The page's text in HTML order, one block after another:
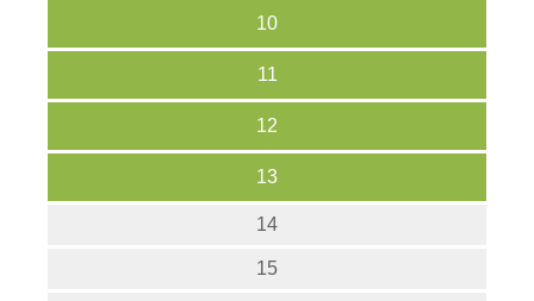
10
11
12
13
14
15